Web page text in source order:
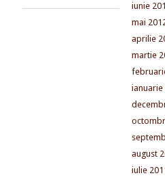
iunie
mai
aprilie
martie
ianuarie
august
iulie